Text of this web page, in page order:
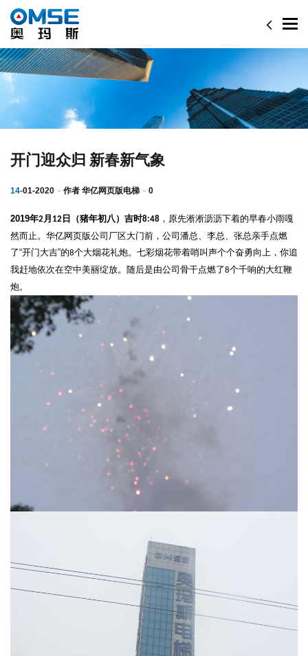
开门迎众归 新春新气象
14-01-2020 作者 华亿网页版电梯 0
2019年2月 12 日（猪年初八）吉时8:48 ，原先淅淅沥沥下着的早春小雨嘎
然而止。华亿网页版公司厂区大门前，公司潘总、李总、张总亲手点燃
了“开门大吉”的8个大烟花礼炮。七彩烟花带着哨叫声个个奋勇向上，你追
我赶地依次在空中美丽绽放。随后是由公司骨干点燃了8个千响的大红鞭
炮。